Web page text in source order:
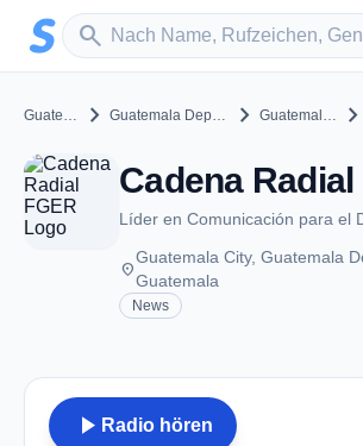
Zum Hauptinhalt springen
search
Sender suchen
Guatemala chevron_right Guatemala Department chevron_right Guatemala City chevron_right
Líder en Comunicación para el
place
Guatemala City, Guatemala
Guatemala
News
play_arrow Radio hören